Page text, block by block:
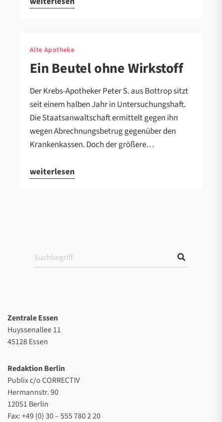
Alte Apotheke
Ein Beutel ohne Wirkstoff
Der Krebs-Apotheker Peter S. aus Bottrop sitzt
seit einem halben Jahr in Untersuchungshaft.
Die Staatsanwaltschaft ermittelt gegen ihn
wegen Abrechnungsbetrug gegenüber den
Krankenkassen. Doch der größere…
weiterlesen
Zentrale Essen
Huyssenallee 11
45128 Essen
Redaktion Berlin
Publix c/o CORRECTIV
Hermannstr. 90
12051 Berlin
Fax: +49 (0) 30 – 555 780 2 20